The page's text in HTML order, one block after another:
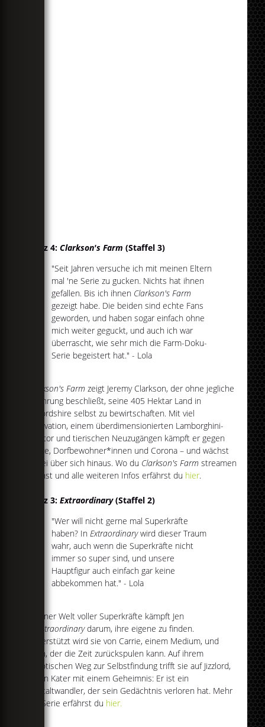
Platz 4:Clarkson's Farm (Staffel 3)
"Seit Jahren versuche ich mit meinen Eltern
mal 'ne Serie zu gucken. Nichts hat ihnen
gefallen. Bis ich ihnen Clarkson's Farm
gezeigt habe. Die beiden sind echte Fans
geworden, und haben sogar einfach ohne
mich weiter geguckt, und auch ich war
überrascht, wie sehr mich die Farm-Doku-
Serie begeistert hat." - Lola
Clarkson's Farm zeigt Jeremy Clarkson, der ohne jegliche
Erfahrung beschließt, seine 405 Hektar Land in
Oxfordshire selbst zu bewirtschaften. Mit viel
Motivation, einem überdimensionierten Lamborghini-
Traktor und tierischen Neuzugängen kämpft er gegen
Dürre, Dorfbewohner*innen und Corona – und wächst
dabei über sich hinaus. Wo du Clarkson's Farm streamen
kannst und alle weiteren Infos erfährst du hier.
Platz 3:Extraordinary(Staffel 2)
"Wer will nicht gerne mal Superkräfte
haben? InExtraordinarywird dieser Traum
wahr, auch wenn die Superkräfte nicht
immer so super sind, und unsere
Hauptfigur auch einfach gar keine
abbekommen hat." - Lola
In einer Welt voller Superkräfte kämpft Jen
Extraordinarydarum, ihre eigene zu finden.
Unterstützt wird sie von Carrie, einem Medium, und
Kash, der die Zeit zurückspulen kann. Auf ihrem
chaotischen Weg zur Selbstfindung trifft sie auf Jizzlord,
einen Kater mit einem Geheimnis: Er ist ein
Gestaltwandler, der sein Gedächtnis verloren hat. Mehr
zur Serie erfährst du hier.